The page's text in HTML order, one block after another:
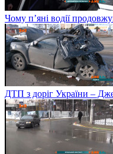
Чому п’яні водії
ДТП з доріг України –